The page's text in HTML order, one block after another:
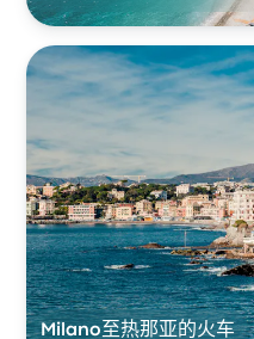
Milano至热那亚的火车